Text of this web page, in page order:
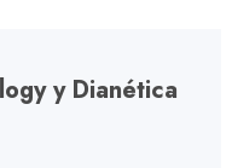
y Dianética